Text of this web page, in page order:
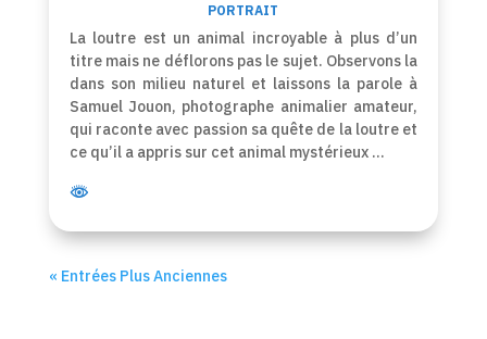
PORTRAIT
La loutre est un animal incroyable à plus d’un
titre mais ne déflorons pas le sujet. Observons la
dans son milieu naturel et laissons la parole à
Samuel Jouon, photographe animalier amateur,
qui raconte avec passion sa quête de la loutre et
ce qu’il a appris sur cet animal mystérieux …
« Entrées Plus Anciennes